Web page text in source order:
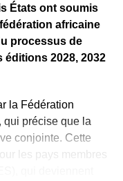
de presse dont
ultérieurement.
Diallo, a salué ce
au technicien
États ont soumis
africaine
processus de
2028, 2032
la Fédération
qui précise que la
conjointe. Cette
les pays membres